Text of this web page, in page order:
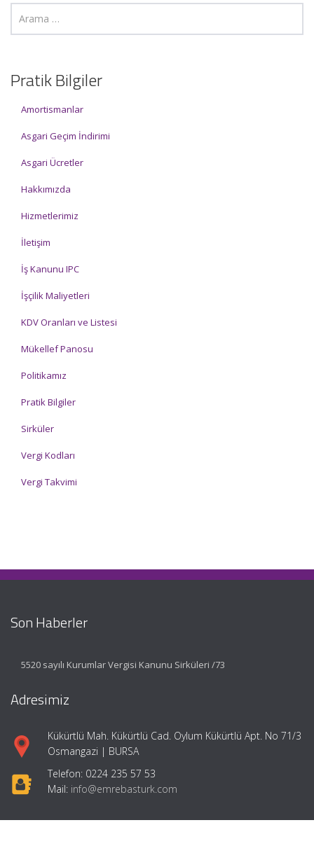
Pratik Bilgiler
Amortismanlar
Asgari Geçim İndirimi
Asgari Ücretler
Hakkımızda
Hizmetlerimiz
İletişim
İş Kanunu IPC
İşçilik Maliyetleri
KDV Oranları ve Listesi
Mükellef Panosu
Politikamız
Pratik Bilgiler
Sirküler
Vergi Kodları
Vergi Takvimi
Son Haberler
5520 sayılı Kurumlar Vergisi Kanunu Sirküleri /73
Adresimiz
Kükürtlü Mah. Kükürtlü Cad. Oylum Kükürtlü Apt. No 71/3
Osmangazi | BURSA
Telefon: 0224 235 57 53
Mail: info@emrebasturk.com
Hızlı Menü